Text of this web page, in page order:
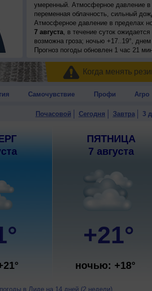
умеренный. Атмосферное давление
переменная облачность, сильный
Атмосферное давление в пределах
7 августа, в течение суток
возможна гроза; ночью +17..19°,
Прогноз погоды обновлен 1 час 21
Когда менять
Самочувствие Профи Агро
Почасовой Сегодня Завтра 3
ПЯТНИЦА
7 августа
+21°
ночью: +18°
в Лиде на 14 дней (2 недели)